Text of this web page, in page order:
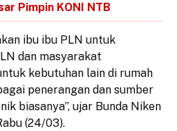
Pimpin KONI NTB
ibu ibu PLN untuk
dan masyarakat
kebutuhan lain di rumah
penerangan dan sumber
biasanya”, ujar Bunda Niken
(24/03).